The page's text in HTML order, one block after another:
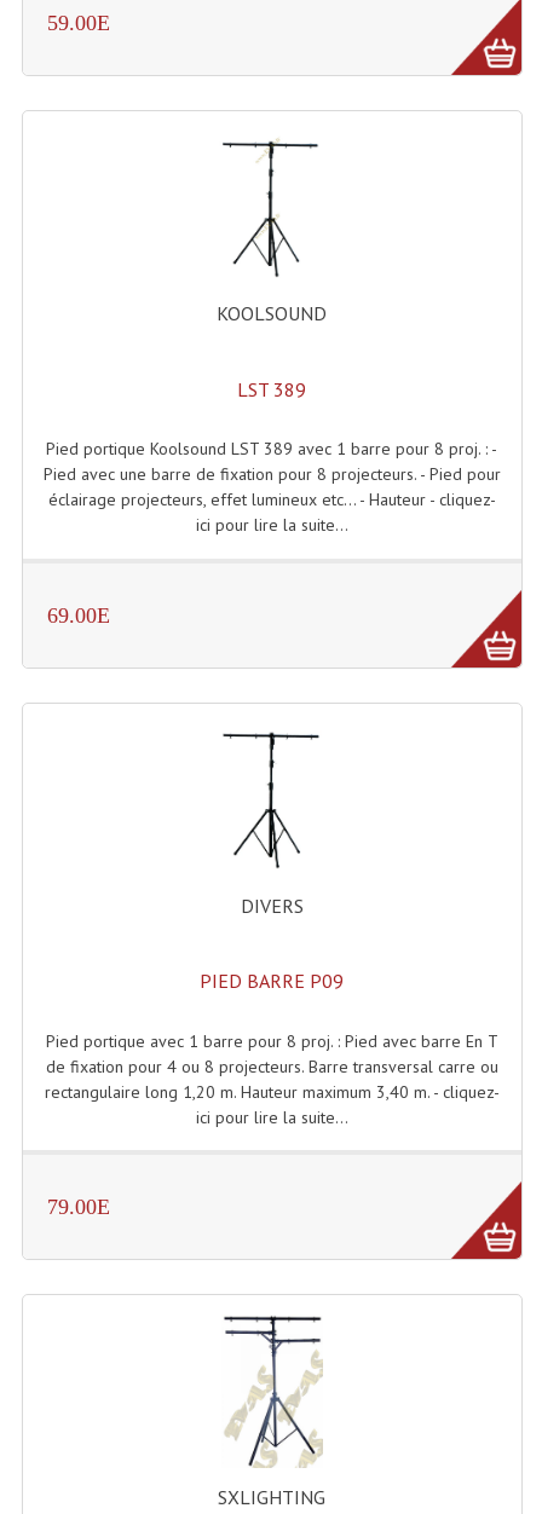
Egaliseur Egaliseurs
Enceintes Et Caissons Basses
Packs Sono
Enceintes Passives Sono
Retours De Scène
Caisson De Basse Amplifié
Enceintes Hifi
Enceintes Monitoring
Filtres Actifs, Correcteurs
Filtres Passifs
Haut-Parleurs Amplis Guitare
Moteurs Pavillons Pour Enceinte
Lecteurs Cd À Plats Lecteur MP3
Lecteurs Double Cd Mixage Intégrée
Lecteurs Double Cd MP3
59.00E
KOOLSOUND
LST 389
Pied portique Koolsound LST 389 avec 1 barre pour 8 proj. : -
Pied avec une barre de fixation pour 8 projecteurs. - Pied pour
éclairage projecteurs, effet lumineux etc... - Hauteur - cliquez-
ici pour lire la suite...
69.00E
DIVERS
PIED BARRE P09
Pied portique avec 1 barre pour 8 proj. : Pied avec barre En T
de fixation pour 4 ou 8 projecteurs. Barre transversal carre ou
rectangulaire long 1,20 m. Hauteur maximum 3,40 m. - cliquez-
ici pour lire la suite...
79.00E
SXLIGHTING